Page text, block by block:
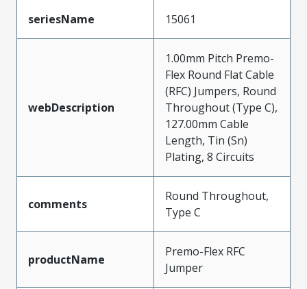
seriesName 15061
webDescription
1.00mm Pitch Premo-
Flex Round Flat Cable
(RFC) Jumpers, Round
Throughout (Type C),
127.00mm Cable
Length, Tin (Sn)
Plating, 8 Circuits
comments
Round Throughout,
Type C
productName
Premo-Flex RFC
Jumper